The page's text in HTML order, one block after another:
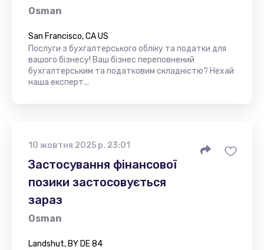
Osman
San Francisco, CA US
Послуги з бухгалтерського обліку та податки для
вашого бізнесу! Ваш бізнес переповнений
бухгалтерським та податковим складністю? Нехай
наша експерт...
10 жовтня 2025 р. 23:01
Застосування фінансової
позики застосовується
зараз
Osman
Landshut, BY DE 84